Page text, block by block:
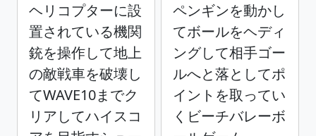
ヘリコプターに設
置されている機関
銃を操作して地上
の敵戦車を破壊し
てWAVE10までク
リアしてハイスコ
ペンギンを動かし
てボールをヘディ
ングして相手ゴー
ルへと落としてポ
イントを取ってい
くビーチバレーボ